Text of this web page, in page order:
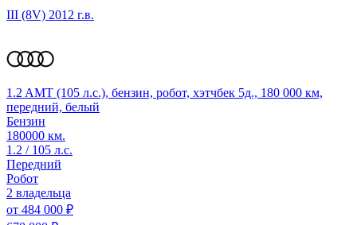
III (8V) 2012 г.в.
1.2 AMT (105 л.с.), бензин, робот, хэтчбек 5д., 180 000 км,
передний, белый
Бензин
180000 км.
1.2 / 105 л.с.
Передний
Робот
2 владельца
от 484 000 ₽